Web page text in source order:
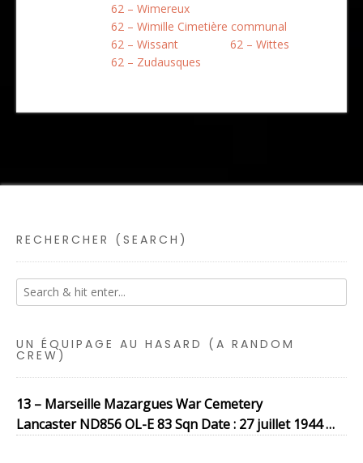
62 – Wimereux
62 – Wimille Cimetière communal
62 – Wissant
62 – Wittes
62 – Zudausques
RECHERCHER (SEARCH)
UN ÉQUIPAGE AU HASARD (A RANDOM
CREW)
13 – Marseille Mazargues War Cemetery
Lancaster ND856 OL-E 83 Sqn Date : 27 juillet 1944 …